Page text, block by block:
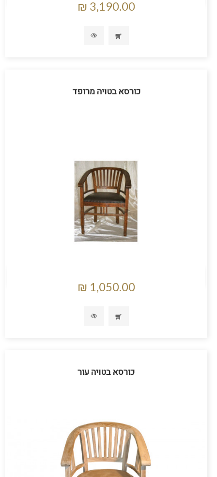
‏3,190.00 ₪
כורסא בטויה מרופד
‏1,050.00 ₪
כורסא בטויה עור